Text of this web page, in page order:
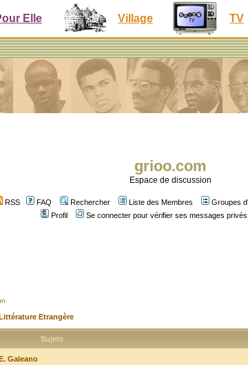
Elle Village TV
grioo.com
Espace de discussion
RSS FAQ Rechercher Liste des Membres Groupes
Profil
Se connecter pour vérifier ses messages privés
Etrangère
Sujets
Galeano